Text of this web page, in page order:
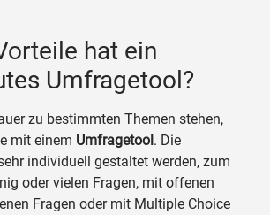
hat ein
Umfragetool?
zu bestimmten Themen stehen,
mit einem Umfragetool. Die
individuell gestaltet werden, zum
oder vielen Fragen, mit offenen
Fragen oder mit Multiple Choice